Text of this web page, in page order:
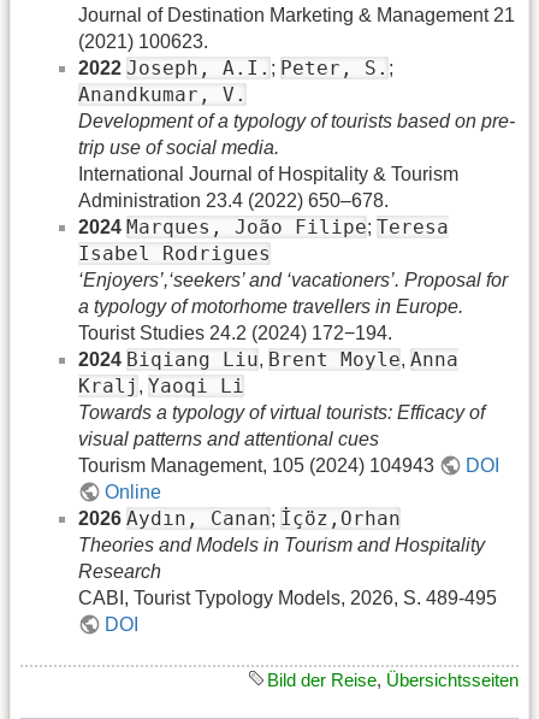
Journal of Destination Marketing & Management 21
(2021) 100623.
2022 Joseph, A.I. ; Peter, S. ;
Anandkumar, V.
Development of a typology of tourists based on pre-
trip use of social media.
International Journal of Hospitality & Tourism
Administration 23.4 (2022) 650–678.
2024 Marques, João Filipe; Teresa
Isabel Rodrigues
‘Enjoyers’,‘seekers’ and ‘vacationers’. Proposal for
a typology of motorhome travellers in Europe.
Tourist Studies 24.2 (2024) 172−194.
2024 Biqiang Liu, Brent Moyle, Anna
Kralj , Yaoqi Li
Towards a typology of virtual tourists: Efficacy of
visual patterns and attentional cues
Tourism Management, 105 (2024) 104943
DOI
Online
2026 Aydın, Canan; İçöz,Orhan
Theories and Models in Tourism and Hospitality
Research
CABI, Tourist Typology Models, 2026, S. 489-495
DOI
Bild der Reise, Übersichtsseiten